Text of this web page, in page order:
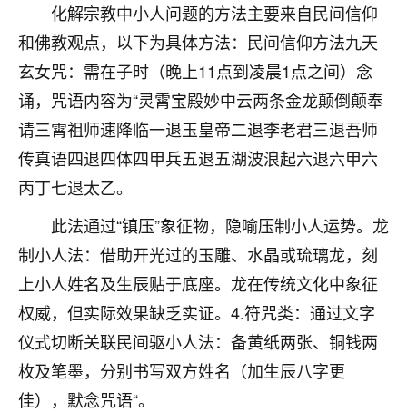
化解宗教中小人问题的方法主要来自民间信仰
和佛教观点，以下为具体方法：民间信仰方法九天
玄女咒：需在子时（晚上11点到凌晨1点之间）念
诵，咒语内容为“灵霄宝殿妙中云两条金龙颠倒颠奉
请三霄祖师速降临一退玉皇帝二退李老君三退吾师
传真语四退四体四甲兵五退五湖波浪起六退六甲六
丙丁七退太乙。
此法通过“镇压”象征物，隐喻压制小人运势。龙
制小人法：借助开光过的玉雕、水晶或琉璃龙，刻
上小人姓名及生辰贴于底座。龙在传统文化中象征
权威，但实际效果缺乏实证。4.符咒类：通过文字
仪式切断关联民间驱小人法：备黄纸两张、铜钱两
枚及笔墨，分别书写双方姓名（加生辰八字更
佳），默念咒语“。
心心相印
我身体不太好，总是病病殃殃的，去检查又没什么大
问题，反正就是不舒服。中医西医看遍了，找不到问
题，后来无意中看到有人推荐慧来老师，跟老师聊过
之后，心情豁然开朗，也听老师建议，处理了一些因
果问题。今年以来，身体比以前好多，主要是心情好
了，老师说境随心转，现在深有体会了。
鹿森：是的，其实跟老师聊过之后，最大的感
触，首先就是心态会变好，万般皆是命，半点
不由人！
1天前 来自四川 9
金白水清
我也想找老师看看，有没有人给个联系方式的啊？
鹿森：慧来老师微信：gjsy0624